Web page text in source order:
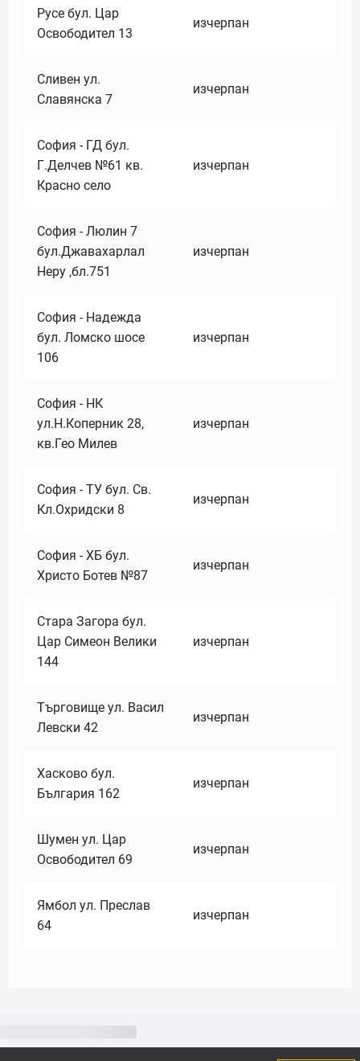
Русе бул. Цар
Освободител 13
изчерпан
Сливен ул.
Славянска 7
изчерпан
София - ГД бул.
Г.Делчев №61 кв.
Красно село
изчерпан
София - Люлин 7
бул.Джавахарлал
Неру ,бл.751
изчерпан
София - Надежда
бул. Ломско шосе
106
изчерпан
София - НК
ул.Н.Коперник 28,
кв.Гео Милев
изчерпан
София - ТУ бул. Св.
Кл.Охридски 8
изчерпан
София - ХБ бул.
Христо Ботев №87
изчерпан
Стара Загора бул.
Цар Симеон Велики
144
изчерпан
Търговище ул. Васил
Левски 42
изчерпан
Хасково бул.
България 162
изчерпан
Шумен ул. Цар
Освободител 69
изчерпан
Ямбол ул. Преслав
64
изчерпан